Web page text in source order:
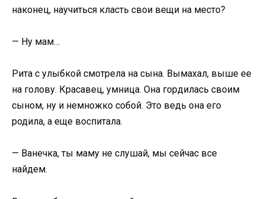
наконец, научиться класть свои вещи на место?
— Ну мам…
Рита с улыбкой смотрела на сына. Вымахал, выше ее
на голову. Красавец, умница. Она гордилась своим
сыном, ну и немножко собой. Это ведь она его
родила, а еще воспитала.
— Ванечка, ты маму не слушай, мы сейчас все
найдем.